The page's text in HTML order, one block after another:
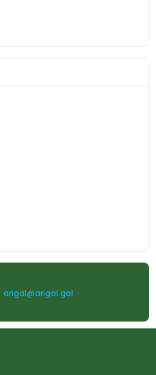
arigal@arigal.gal ·